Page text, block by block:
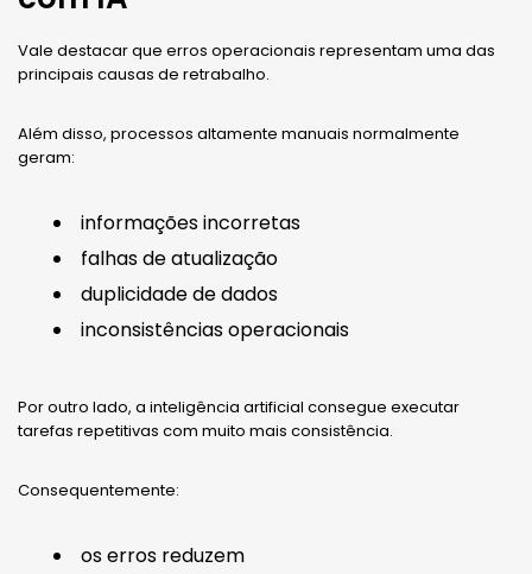
Vale destacar que erros operacionais representam uma das
principais causas de retrabalho.
Além disso, processos altamente manuais normalmente
geram:
informações incorretas
falhas de atualização
duplicidade de dados
inconsistências operacionais
Por outro lado, a inteligência artificial consegue executar
tarefas repetitivas com muito mais consistência.
Consequentemente:
os erros reduzem